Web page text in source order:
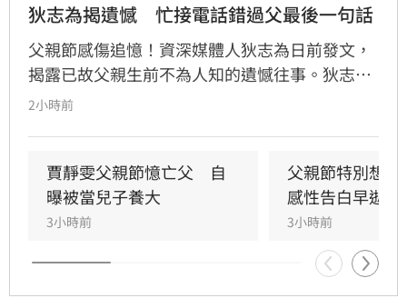
狄志為揭遺憾　忙接電話錯過父最後一句話
父親節感傷追憶！資深媒體人狄志為日前發文，
揭露已故父親生前不為人知的遺憾往事。狄志為
透露，父親一生以海為家，兩人相處時間極少，
在門外落淚。最讓狄志為心碎的是，當年陪病重
父親曬太陽時，自己因忙於接工作電話而忽視了
父親，沒想到那竟是父子最後的相處，父親回房
後便陷入永眠。這段錯過的對話成為他20年來心
中最深的遺憾，他以此感嘆，有些電話晚點接沒
關係，但錯過的親情與話語，可能再也無法挽
2小時前
賈靜雯父親節憶亡父　自
曝被當兒子養大
3小時前
父親節特別想
感性告白早逝父
3小時前